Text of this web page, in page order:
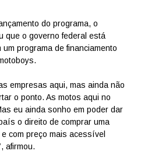
do programa, o
que o governo federal está
programa de financiamento
empresas aqui, mas ainda não
o ponto. As motos aqui no
eu ainda sonho em poder dar
o direito de comprar uma
com preço mais acessível
afirmou.